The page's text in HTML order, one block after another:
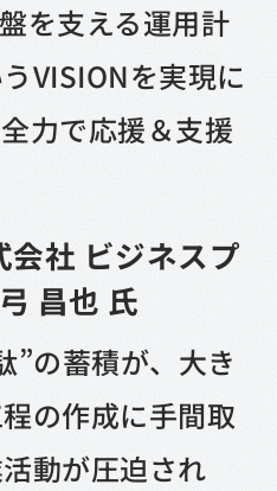
を支える運用計
VISIONを実現に
力で応援＆支援
社 ビジネスプ
昌也 氏
”の蓄積が、大き
の作成に手間取
動が圧迫され